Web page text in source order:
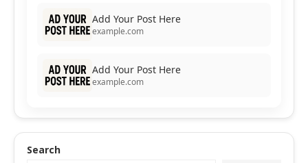
Add Your Post Here
example.com
Add Your Post Here
example.com
Search